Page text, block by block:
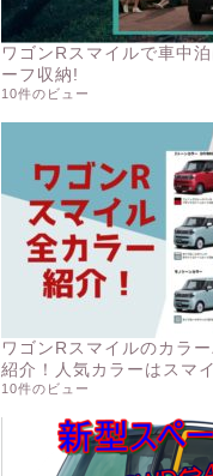
ワゴンRスマイルで車中
ーフ収納!
10件のビュー
ワゴンRスマイルのカラ
紹介！人気カラーはスマ
10件のビュー